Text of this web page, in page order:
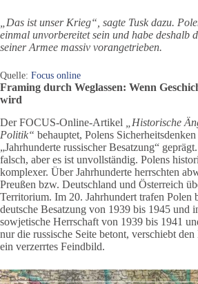
„Das ist unser Krieg“, sagte Tusk dazu.
einmal unvorbereitet sein und habe deshalb
seiner Armee massiv vorangetrieben.
Quelle: Focus online
Framing durch Weglassen: Wenn
wird
Der FOCUS-Online-Artikel
„Historische
Politik“ behauptet, Polens
„Jahrhunderte russischer Besatzung“
falsch, aber es ist unvollständig. Polens
komplexer. Über Jahrhunderte herrschten
Preußen bzw. Deutschland und Österreich
Territorium. Im 20. Jahrhundert trafen Polen
deutsche Besatzung von 1939 bis 1945 und
sowjetische Herrschaft von 1939 bis 1941
nur die russische Seite betont, verschiebt
ein verzerrtes Feindbild.